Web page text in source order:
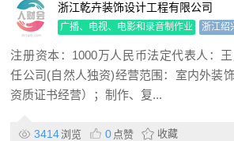
浙江乾卉装饰设计工程有限公司
广播、电视、电影和录音制作业 浙江绍
注册资本：1000万人民币法定代表人：
任公司(自然人独资)经营范围：室内外装
资质证书经营）；制作、复...
3414浏览 0 点赞 收藏